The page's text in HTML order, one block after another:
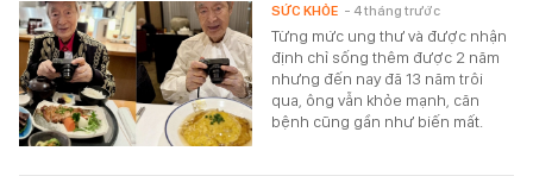
Từng mức ung thư và được nhận
định chỉ sống thêm được 2 năm
nhưng đến nay đã 13 năm trôi
qua, ông vẫn khỏe mạnh, căn
bệnh cũng gần như biến mất.
SỨC KHỎE - 4 tháng trước